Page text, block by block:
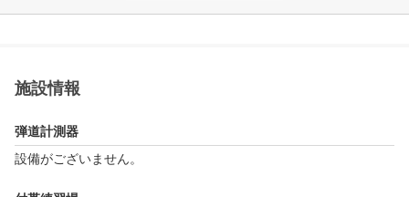
施設情報
弾道計測器
設備がございません。